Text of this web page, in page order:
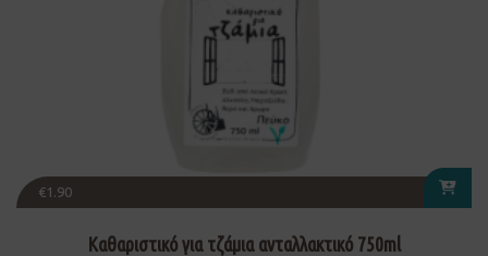
€1.90
Καθαριστικό για τζάμια ανταλλακτικό 750ml